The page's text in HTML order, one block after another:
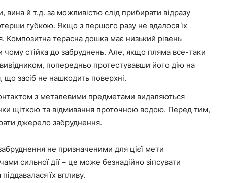
вина й т.д. за можливістю слід прибирати відразу
губкою. Якщо з першого разу не вдалося їх
Композитна терасна дошка має низький рівень
чому стійка до забруднень. Але, якщо пляма все-таки
попередньо протестувавши його дію на
що засіб не нашкодить поверхні.
з металевими предметами видаляються
щіткою та відмивання проточною водою. Перед тим,
джерело забруднення.
не призначеними для цієї мети
сильної дії – це може безнадійно зіпсувати
їх впливу.